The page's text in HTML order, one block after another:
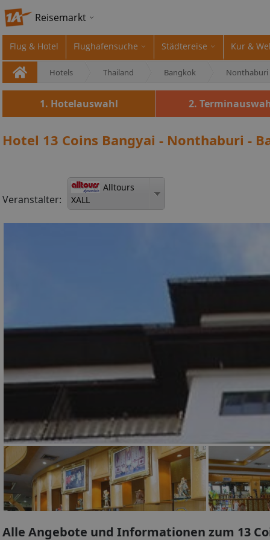
Reisemarkt
Flug & Hotel Flughafensuche Städtereise Kur &
Hotels Thailand Bangkok Nonthaburi
1. Hotelauswahl 2.
Hotel 13 Coins Bangyai - Nonthaburi -
Veranstalter:
Alltours
XALL
Alle Angebote und Informationen zum 13